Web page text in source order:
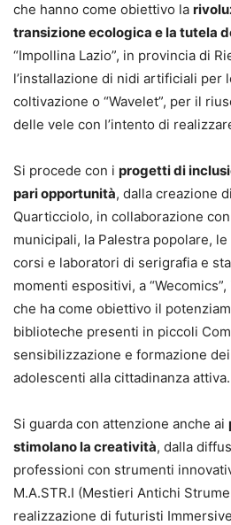
che hanno come obiettivo la
transizione ecologica e la tutela
“Impollina Lazio”, in provincia di
l’installazione di nidi artificiali per
coltivazione o “Wavelet”, per il
delle vele con l’intento di
Si procede con i progetti di
pari opportunità, dalla creazione
Quarticciolo, in collaborazione
municipali, la Palestra popolare,
corsi e laboratori di serigrafia e
momenti espositivi, a
che ha come obiettivo il
biblioteche presenti in piccoli
sensibilizzazione e formazione
adolescenti alla cittadinanza attiva.
Si guarda con attenzione anche ai
stimolano la creatività, dalla
professioni con strumenti
M.A.STR.I (Mestieri Antichi
realizzazione di futuristi